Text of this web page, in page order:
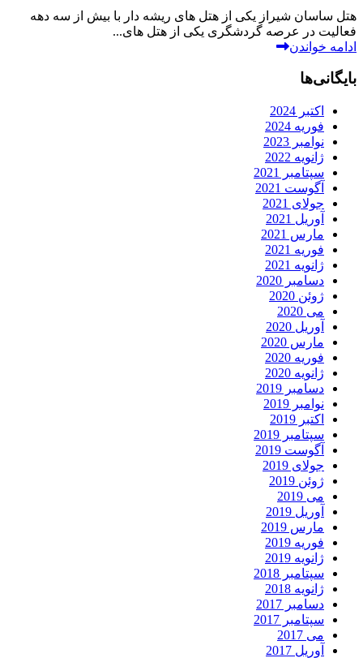
هتل ساسان شیراز یکی از هتل های ریشه دار با بیش از سه دهه
فعالیت در عرصه گردشگری یکی از هتل های...
ادامه خواندن
بایگانی‌ها
اکتبر 2024
فوریه 2024
نوامبر 2023
ژانویه 2022
سپتامبر 2021
آگوست 2021
جولای 2021
آوریل 2021
مارس 2021
فوریه 2021
ژانویه 2021
دسامبر 2020
ژوئن 2020
می 2020
آوریل 2020
مارس 2020
فوریه 2020
ژانویه 2020
دسامبر 2019
نوامبر 2019
اکتبر 2019
سپتامبر 2019
آگوست 2019
جولای 2019
ژوئن 2019
می 2019
آوریل 2019
مارس 2019
فوریه 2019
ژانویه 2019
سپتامبر 2018
ژانویه 2018
دسامبر 2017
سپتامبر 2017
می 2017
آوریل 2017